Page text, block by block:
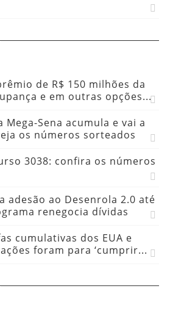
de R$ 150 milhões da
e em outras opções...
Mega-Sena acumula e vai a
os números sorteados
3038: confira os números
adesão ao Desenrola 2.0 até
renegocia dívidas
cumulativas dos EUA e
foram para ‘cumprir...